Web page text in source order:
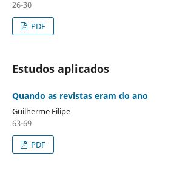
26-30
PDF
Estudos aplicados
Quando as revistas eram do ano
Guilherme Filipe
63-69
PDF